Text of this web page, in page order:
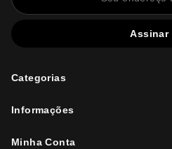
Assinar
Categorias
Informações
Minha Conta